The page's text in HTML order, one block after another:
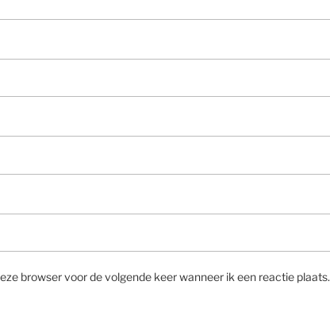
browser voor de volgende keer wanneer ik een reactie plaats.